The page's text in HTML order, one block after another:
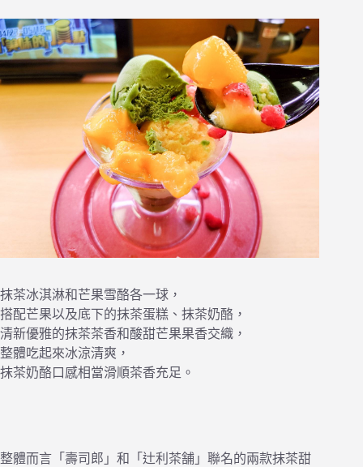
抹茶冰淇淋和芒果雪酪各一球，
搭配芒果以及底下的抹茶蛋糕、抹茶奶酪，
清新優雅的抹茶茶香和酸甜芒果果香交織，
整體吃起來冰涼清爽，
抹茶奶酪口感相當滑順茶香充足。
整體而言「壽司郎」和「辻利茶舗」聯名的兩款抹茶甜